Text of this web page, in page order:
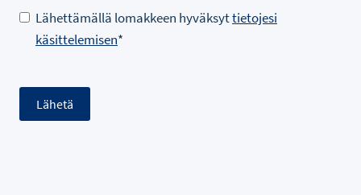
Lähettämällä lomakkeen hyväksyttietojesi
käsittelemisen*
Lähetä